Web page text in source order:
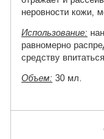
неровности кожи,
Использование:
равномерно
средству
Объем: 30 мл.